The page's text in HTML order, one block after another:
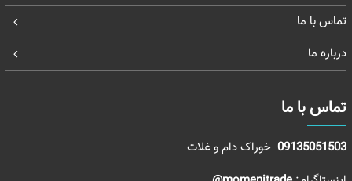
تماس با ما
درباره ما
تماس با ما
09135051503خوراک دام و غلات